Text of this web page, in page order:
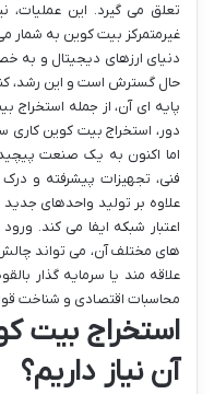
تعلق می گیرد. این عملیات،
غیرمتمرکز بیت کوین به شمار
دنیای ارزهای دیجیتال و به
حال گسترش است و این رشد،
پایه ای آن، از جمله
دور، استخراج بیت کوین کاری
اما اکنون به یک صنعت
فنی، تجهیزات پیشرفته و درک
علاوه بر تولید واحدهای
اعتبار شبکه ایفا می کند.
های مختلف آن، می تواند چالش
علاقه مند یا سرمایه گذار
محاسبات اقتصادی و شناخت
استخراج بیت
آن نیاز داریم؟